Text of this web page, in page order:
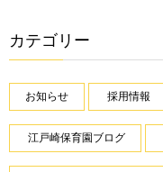
カテゴリー
お知らせ 採用情報
江戸崎保育園ブログ